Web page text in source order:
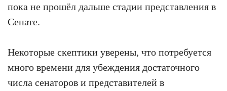
пока не прошёл дальше стадии представления в
Сенате.
Некоторые скептики уверены, что потребуется
много времени для убеждения достаточного
числа сенаторов и представителей в